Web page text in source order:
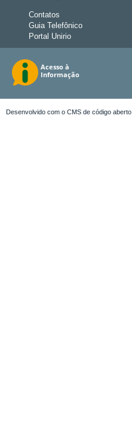
Contatos
Guia Telefônico
Portal Unirio
Desenvolvido com o CMS de código aberto